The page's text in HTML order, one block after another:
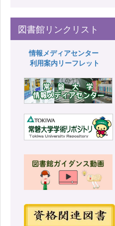
図書館リンクリスト
情報メディアセンター
利用案内リーフレット